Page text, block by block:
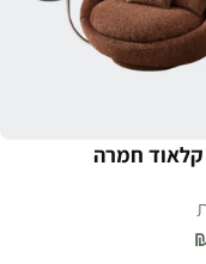
קלאוד חמרה